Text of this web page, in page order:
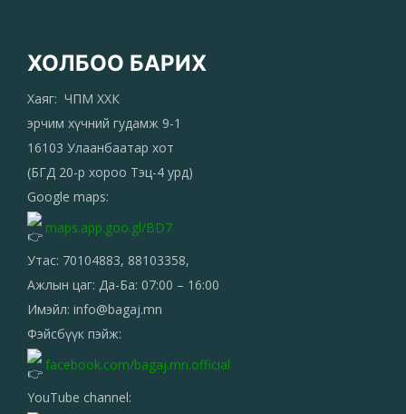
ХОЛБОО БАРИХ
Хаяг: ЧПМ ХХК
эрчим хүчний гудамж 9-1
16103 Улаанбаатар хот
(БГД 20-р хороо Тэц-4 урд)
Google maps:
maps.app.goo.gl/BD7
Утас: 70104883, 88103358,
Ажлын цаг: Да-Ба: 07:00 – 16:00
Имэйл: info@bagaj.mn
Фэйсбүүк пэйж:
facebook.com/bagaj.mn.official
YouTube channel: